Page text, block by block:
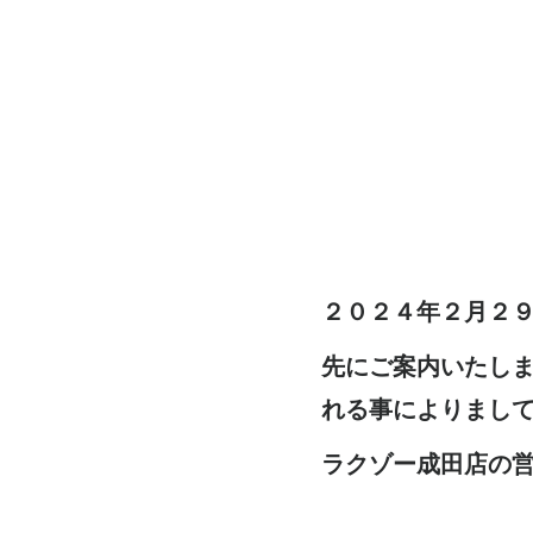
２０２４年２月２
先にご案内いたし
れる事によりまし
ラクゾー成田店の